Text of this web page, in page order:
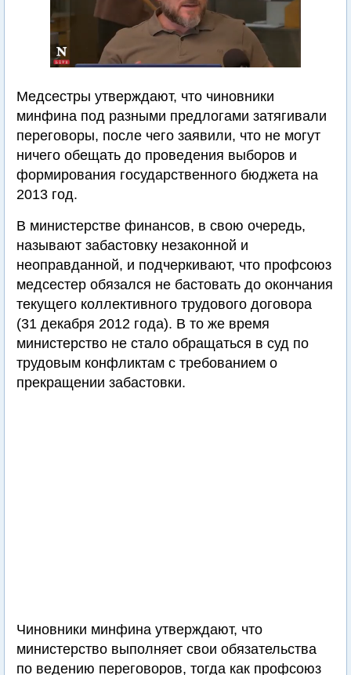
Медсестры утверждают, что чиновники
минфина под разными предлогами затягивали
переговоры, после чего заявили, что не могут
ничего обещать до проведения выборов и
формирования государственного бюджета на
2013 год.
В министерстве финансов, в свою очередь,
называют забастовку незаконной и
неоправданной, и подчеркивают, что профсоюз
медсестер обязался не бастовать до окончания
текущего коллективного трудового договора
(31 декабря 2012 года). В то же время
министерство не стало обращаться в суд по
трудовым конфликтам с требованием о
прекращении забастовки.
Чиновники минфина утверждают, что
министерство выполняет свои обязательства
по ведению переговоров, тогда как профсоюз